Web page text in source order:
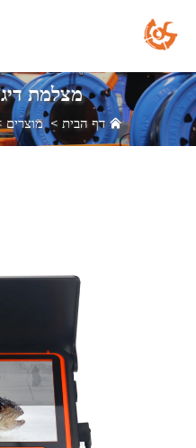
מצלמת
דף הבית >מוצרים